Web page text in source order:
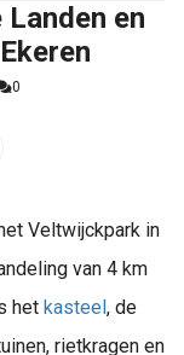
en
0
Veltwijckpark in
van 4 km
het kasteel, de
rietkragen en